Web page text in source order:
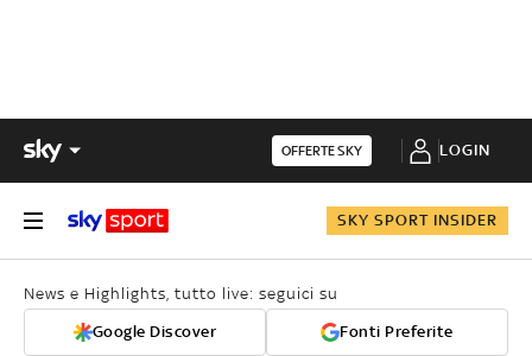
OFFERTE SKY LOGIN
SKY SPORT INSIDER
News e Highlights, tutto live: seguici su
Google Discover Fonti Preferite